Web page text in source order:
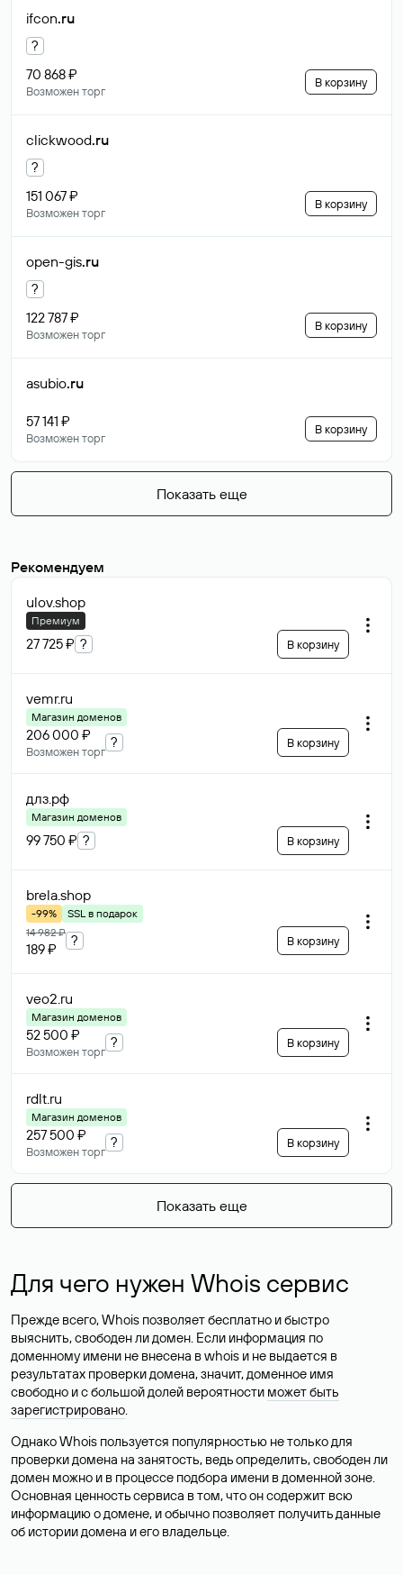
ifcon.ru
?
70 868 ₽
Возможен торг
В корзину
clickwood.ru
?
151 067 ₽
Возможен торг
В корзину
open-gis.ru
?
122 787 ₽
Возможен торг
В корзину
asubio.ru
57 141 ₽
Возможен торг
В корзину
Показать еще
Рекомендуем
ulov.shop
Премиум
27 725 ₽ ? В корзину
vemr.ru
Магазин доменов
206 000 ₽
Возможен торг
? В корзину
длз.рф
Магазин доменов
99 750 ₽ ? В корзину
brela.shop
-99%
SSL в подарок
14 982 ₽
189 ₽
? В корзину
veo2.ru
Магазин доменов
52 500 ₽
Возможен торг
? В корзину
rdlt.ru
Магазин доменов
257 500 ₽
Возможен торг
? В корзину
Показать еще
Для чего нужен Whois сервис
Прежде всего, Whois позволяет бесплатно и быстро
выяснить, свободен ли домен. Если информация по
доменному имени не внесена в whois и не выдается в
результатах проверки домена, значит, доменное имя
свободно и с большой долей вероятности может быть
зарегистрировано.
Однако Whois пользуется популярностью не только для
проверки домена на занятость, ведь определить, свободен ли
домен можно и в процессе подбора имени в доменной зоне.
Основная ценность сервиса в том, что он содержит всю
информацию о домене, и обычно позволяет получить данные
об истории домена и его владельце.